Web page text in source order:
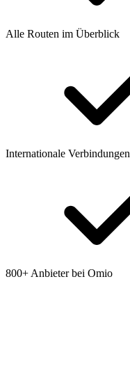
Alle Routen im Überblick
Internationale Verbindungen
800+ Anbieter bei Omio